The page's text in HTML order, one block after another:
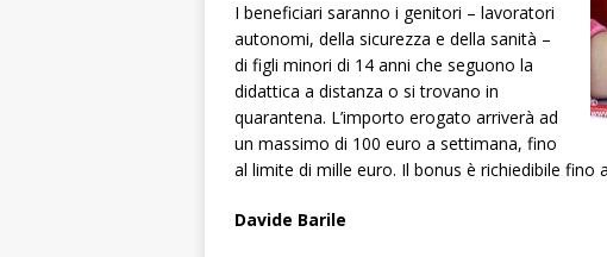
I beneficiari saranno i genitori – lavoratori
autonomi, della sicurezza e della sanità –
di figli minori di 14 anni che seguono la
didattica a distanza o si trovano in
quarantena. L’importo erogato arriverà ad
un massimo di 100 euro a settimana, fino
al limite di mille euro. Il bonus è richiedibile fino
Davide Barile